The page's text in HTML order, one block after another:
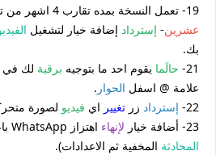
19- تعمل النسخة بمده تقارب 4 اشهر من تاريخ النشر.
عشرين- إسترداد إضافة خيار لتشغيل
بك.
21- حالَما يقوم احد ما بتوجيه برقية لك في
علامة @ اسفل الحوار .
22- إسترداد زر تغيير اي فيديو لصورة
23- أضافة خيار
لإنهاء اهتزاز WhatsApp باعلى شاشة
المحادثة المخفية ثم الاعدادات).